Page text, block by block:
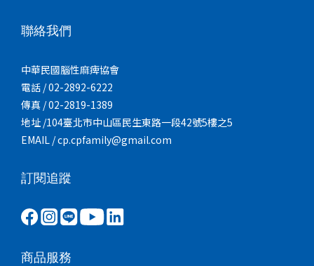
聯絡我們
中華民國腦性麻痺協會
電話 / 02-2892-6222
傳真 / 02-2819-1389
地址 /104臺北市中山區民生東路一段42號5樓之5
EMAIL / cp.cpfamily@gmail.com
訂閱追蹤
商品服務